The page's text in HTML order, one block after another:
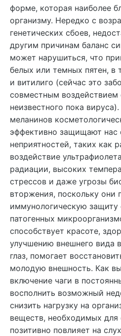
форме, которая наиболее
организму. Нередко с
генетических сбоев,
другим причинам баланс
может нарушиться, что
белых или темных пятен, в
и витилиго (сейчас это
совместным воздействием
неизвестного пока
меланинов
эффективно защищают нас
неприятностей, таких как
воздействие
радиации, высоких
стрессов и даже угрозы
вторжения, поскольку они
иммунологическую
патогенных
способствует красоте,
улучшению внешнего вида
глаз, помогает
молодую внешность. Как
включение чаги в
восполнить возможный
снизить нагрузку на
веществ, необходимых для
позитивно повлияет на